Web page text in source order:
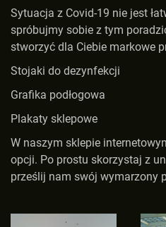
Sytuacja z Covid-19 nie jest
spróbujmy sobie z tym
stworzyć dla Ciebie markowe
Stojaki do dezynfekcji
Grafika podłogowa
Plakaty sklepowe
W naszym sklepie
opcji. Po prostu skorzystaj z
prześlij nam swój wymarzony